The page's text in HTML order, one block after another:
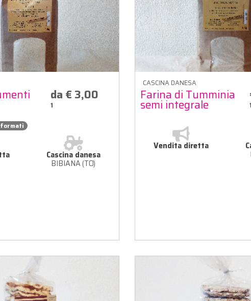
da € 3,00
1
Cascina danesa
BIBIANA (TO)
CASCINA DANESA
Farina di Tumminia
semi integrale 1
Vendita diretta